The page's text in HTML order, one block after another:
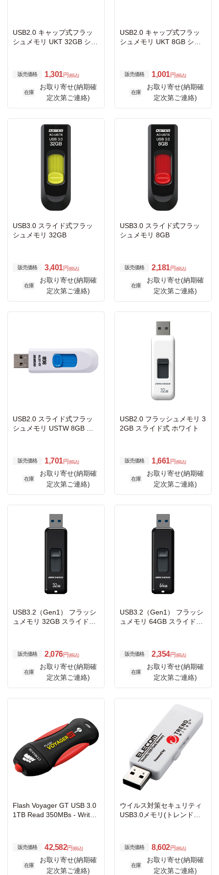
USB2.0 キャップ式フラッ
シュメモリ UKT 32GB シャ
販売価格 1,301円 (税込)
在庫
お取り寄せ(納期確
定次第ご連絡)
USB2.0 キャップ式フラッ
シュメモリ UKT 8GB シャ
販売価格 1,001円 (税込)
在庫
お取り寄せ(納期確
定次第ご連絡)
USB3.0 スライド式フラッ
シュメモリ 32GB
販売価格 3,401円 (税込)
在庫
お取り寄せ(納期確
定次第ご連絡)
USB3.0 スライド式フラッ
シュメモリ 8GB
販売価格 2,181円 (税込)
在庫
お取り寄せ(納期確
定次第ご連絡)
USB2.0 スライド式フラッ
シュメモリ USTW 8GB ホ
販売価格 1,701円 (税込)
在庫
お取り寄せ(納期確
定次第ご連絡)
USB2.0 フラッシュメモリ 3
2GB スライド式 ホワイト
販売価格 1,661円 (税込)
在庫
お取り寄せ(納期確
定次第ご連絡)
USB3.2（Gen1） フラッシ
ュメモリ 32GB スライド式
販売価格 2,076円 (税込)
在庫
お取り寄せ(納期確
定次第ご連絡)
USB3.2（Gen1） フラッシ
ュメモリ 64GB スライド式
販売価格 2,354円 (税込)
在庫
お取り寄せ(納期確
定次第ご連絡)
Flash Voyager GT USB 3.0
1TB Read 350MBs - Write
販売価格 42,582円 (税込)
在庫
お取り寄せ(納期確
定次第ご連絡)
ウイルス対策セキュリティ
USB3.0メモリ(トレンドマ
販売価格 8,602円 (税込)
在庫
お取り寄せ(納期確
定次第ご連絡)